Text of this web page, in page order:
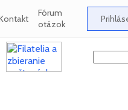
Fórum
otázok